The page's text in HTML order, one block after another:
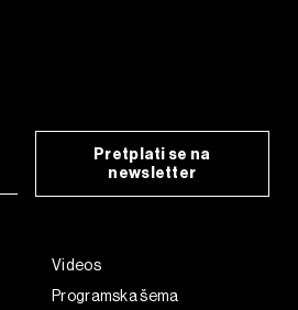
Pretplati se na
newsletter
Videos
Programska šema